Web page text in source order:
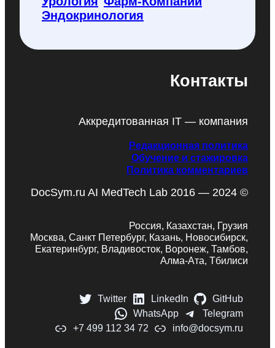
Эндокринология
Контакты
Аккредитованная IT — компания
Редакционная политика
Обучение и стажировка
Политика комментариев
DocSym.ru AI MedTech Lab 2016 — 2024 ©
Россия, Казахстан, Грузия
Москва, Санкт Петербург, Казань, Новосибирск,
Екатеринбург, Владивосток, Воронеж, Тамбов,
Алма-Ата, Тбилиси
Twitter LinkedIn
GitHub
WhatsApp
Telegram
+7 499 112 34 72
info@docsym.ru